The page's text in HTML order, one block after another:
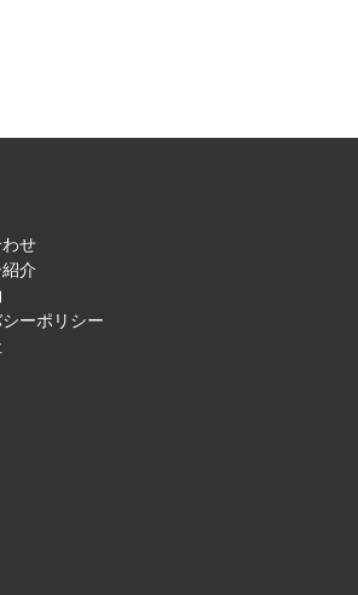
せ
介
ーポリシー